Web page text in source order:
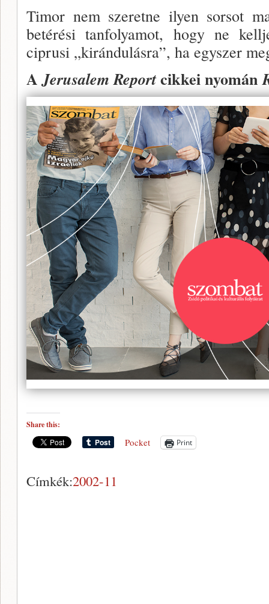
Timor nem szeretne ilyen sorsot
betérési tan­folyamot, hogy ne
ciprusi „kirándulásra”, ha egy­szer
AJerusalem Reportcikkei nyomán
Share this:
Pocket Print
Címkék:2002-11